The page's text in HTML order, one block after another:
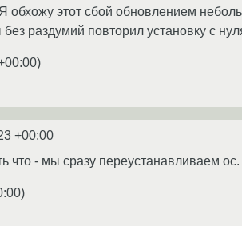
обхожу этот сбой обновлением
раздумий повторил установку с
)
+00:00
что - мы сразу переустанавливаем ос.
)